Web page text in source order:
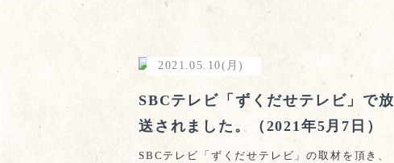
2021.05.10(月)
SBCテレビ「ずくだせテレビ」で放
送されました。（2021年5月7日）
SBCテレビ「ずくだせテレビ」の取材を頂き、